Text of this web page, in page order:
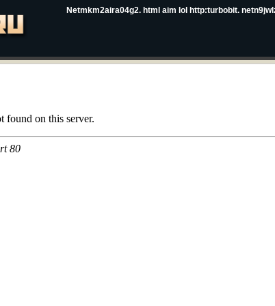
Netmkm2aira04g2. html aim lol http:turbobit.